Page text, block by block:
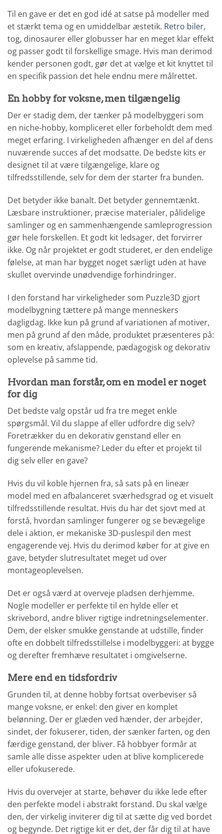
Til en gave er det en god idé at satse på modeller med
et stærkt tema og en umiddelbar æstetik. Retro biler,
tog, dinosaurer eller globusser har en meget klar effekt
og passer godt til forskellige smage. Hvis man derimod
kender personen godt, gør det at vælge et kit knyttet til
en specifik passion det hele endnu mere målrettet.
En hobby for voksne, men tilgængelig
Der er stadig dem, der tænker på modelbyggeri som
en niche-hobby, kompliceret eller forbeholdt dem med
meget erfaring. I virkeligheden afhænger en del af dens
nuværende succes af det modsatte. De bedste kits er
designet til at være tilgængelige, klare og
tilfredsstillende, selv for dem der starter fra bunden.
Det betyder ikke banalt. Det betyder gennemtænkt.
Læsbare instruktioner, præcise materialer, pålidelige
samlinger og en sammenhængende samleprogression
gør hele forskellen. Et godt kit ledsager, det forvirrer
ikke. Og når projektet er godt studeret, er den endelige
følelse, at man har bygget noget særligt uden at have
skullet overvinde unødvendige forhindringer.
I den forstand har virkeligheder som Puzzle3D gjort
modelbygning tættere på mange menneskers
dagligdag. Ikke kun på grund af variationen af motiver,
men på grund af den måde, produktet præsenteres på:
som en kreativ, afslappende, pædagogisk og dekorativ
oplevelse på samme tid.
Hvordan man forstår, om en model er noget
for dig
Det bedste valg opstår ud fra tre meget enkle
spørgsmål. Vil du slappe af eller udfordre dig selv?
Foretrækker du en dekorativ genstand eller en
fungerende mekanisme? Leder du efter et projekt til
dig selv eller en gave?
Hvis du vil koble hjernen fra, så sats på en lineær
model med en afbalanceret sværhedsgrad og et visuelt
tilfredsstillende resultat. Hvis du har det sjovt med at
forstå, hvordan samlinger fungerer og se bevægelige
dele i aktion, er mekaniske 3D-puslespil den mest
engagerende vej. Hvis du derimod køber for at give en
gave, betyder slutresultatet meget ud over
montageoplevelsen.
Det er også værd at overveje pladsen derhjemme.
Nogle modeller er perfekte til en hylde eller et
skrivebord, andre bliver rigtige indretningselementer.
Dem, der elsker smukke genstande at udstille, finder
ofte en dobbelt tilfredsstillelse i modelbyggeri: at bygge
og derefter fremhæve resultatet i omgivelserne.
Mere end en tidsfordriv
Grunden til, at denne hobby fortsat overbeviser så
mange voksne, er enkel: den giver en komplet
belønning. Der er glæden ved hænder, der arbejder,
sindet, der fokuserer, tiden, der sænker farten, og den
færdige genstand, der bliver. Få hobbyer formår at
samle alle disse aspekter uden at blive komplicerede
eller ufokuserede.
Hvis du overvejer at starte, behøver du ikke lede efter
den perfekte model i abstrakt forstand. Du skal vælge
den, der virkelig inviterer dig til at sætte dig ved bordet
og begynde. Det rigtige kit er det, der får dig til at have